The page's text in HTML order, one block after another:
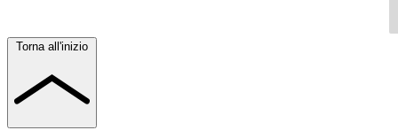
Torna all'inizio